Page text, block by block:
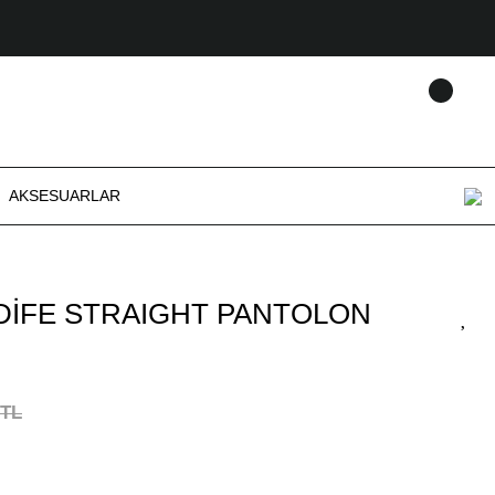
AKSESUARLAR
STRAIGHT PANTOLON